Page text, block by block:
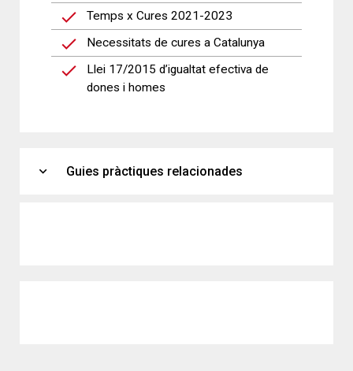
Temps x Cures 2021-2023
Necessitats de cures a Catalunya
Llei 17/2015 d’igualtat efectiva de
dones i homes
expand_more Guies pràctiques relacionades